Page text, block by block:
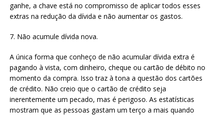
ganhe, a chave está no compromisso de aplicar todos esses
extras na redução da dívida e não aumentar os gastos.
7. Não acumule dívida nova.
A única forma que conheço de não acumular dívida extra é
pagando à vista, com dinheiro, cheque ou cartão de débito no
momento da compra. Isso traz à tona a questão dos cartões
de crédito. Não creio que o cartão de crédito seja
inerentemente um pecado, mas é perigoso. As estatísticas
mostram que as pessoas gastam um terço a mais quando